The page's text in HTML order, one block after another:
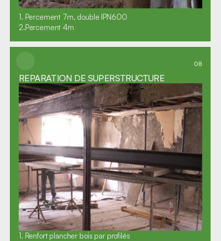
1. Percement 7m, double IPN600
2.Percement 4m
08
REPARATION DE SUPERSTRUCTURE
1. Renfort plancher bois par profilés